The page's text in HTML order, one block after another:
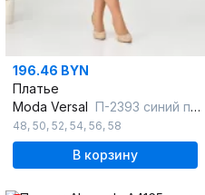
196.46 BYN
Платье
Moda Versal П-2393 синий полоска
48, 50, 52, 54, 56, 58
В корзину